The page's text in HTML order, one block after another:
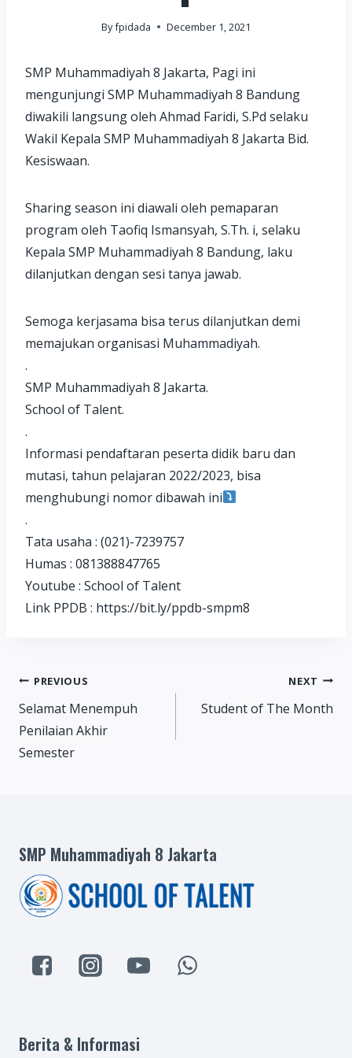
Byfpidada December 1, 2021
SMP Muhammadiyah 8 Jakarta, Pagi ini
mengunjungi SMP Muhammadiyah 8 Bandung
diwakili langsung oleh Ahmad Faridi, S.Pd selaku
Wakil Kepala SMP Muhammadiyah 8 Jakarta Bid.
Kesiswaan.
Sharing season ini diawali oleh pemaparan
program oleh Taofiq Ismansyah, S.Th. i, selaku
Kepala SMP Muhammadiyah 8 Bandung, laku
dilanjutkan dengan sesi tanya jawab.
Semoga kerjasama bisa terus dilanjutkan demi
memajukan organisasi Muhammadiyah.
.
SMP Muhammadiyah 8 Jakarta.
School of Talent.
.
Informasi pendaftaran peserta didik baru dan
mutasi, tahun pelajaran 2022/2023, bisa
menghubungi nomor dibawah ini
.
Tata usaha : (021)-7239757
Humas : 081388847765
Youtube : School of Talent
Link PPDB : https://bit.ly/ppdb-smpm8
Post
navigation
PREVIOUS
Selamat Menempuh
Penilaian Akhir
Semester
NEXT
Student of The Month
SMP Muhammadiyah 8 Jakarta
Berita & Informasi